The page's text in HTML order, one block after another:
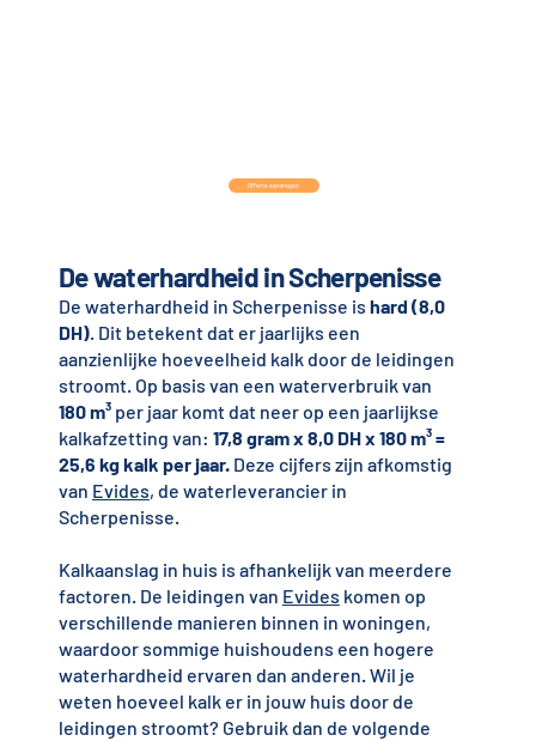
De waterhardheid in Scherpenisse
De waterhardheid in Scherpenisse is hard (8,0
DH). Dit betekent dat er jaarlijks een
aanzienlijke hoeveelheid kalk door de leidingen
stroomt. Op basis van een waterverbruik van
180 m³per jaar komt dat neer op een jaarlijkse
kalkafzetting van: 17,8 gram x 8,0 DH x 180 m³ =
25,6 kg kalk per jaar. Deze cijfers zijn afkomstig
van Evides, de waterleverancier in
Scherpenisse.
Kalkaanslag in huis is afhankelijk van meerdere
factoren. De leidingen van Evides komen op
verschillende manieren binnen in woningen,
waardoor sommige huishoudens een hogere
waterhardheid ervaren dan anderen. Wil je
weten hoeveel kalk er in jouw huis door de
leidingen stroomt? Gebruik dan de volgende
Offerte aanvragen